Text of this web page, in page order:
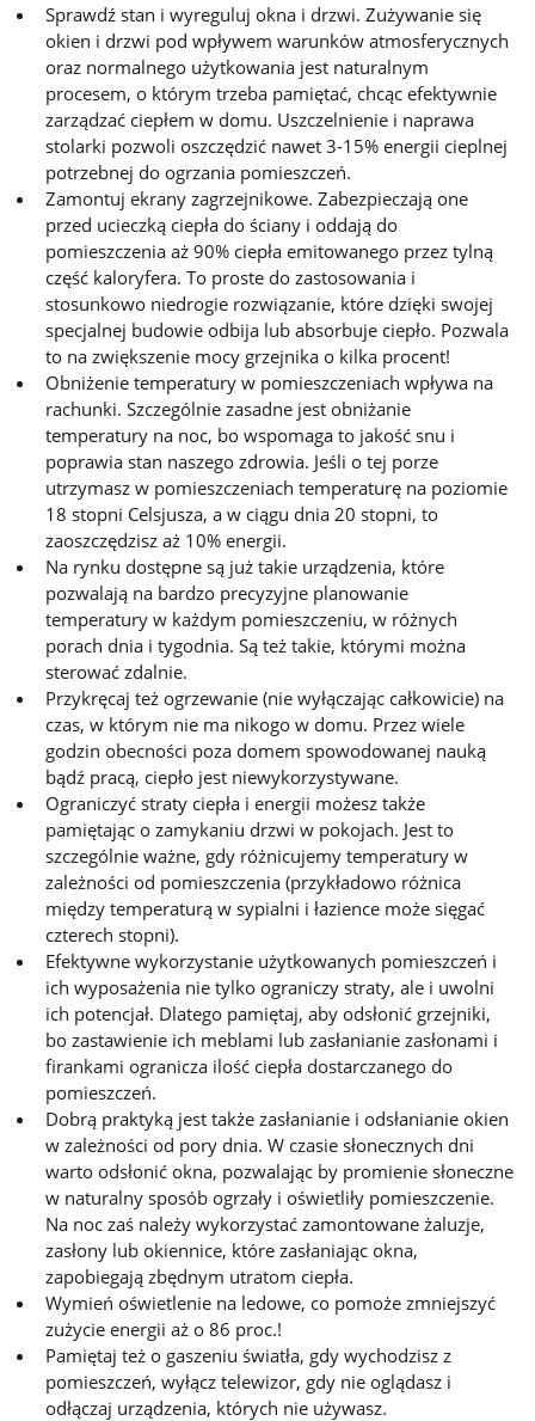
Sprawdź stan i wyreguluj okna i drzwi. Zużywanie się
okien i drzwi pod wpływem warunków atmosferycznych
oraz normalnego użytkowania jest naturalnym
procesem, o którym trzeba pamiętać, chcąc efektywnie
zarządzać ciepłem w domu. Uszczelnienie i naprawa
stolarki pozwoli oszczędzić nawet 3-15% energii cieplnej
potrzebnej do ogrzania pomieszczeń.
Zamontuj ekrany zagrzejnikowe. Zabezpieczają one
przed ucieczką ciepła do ściany i oddają do
pomieszczenia aż 90% ciepła emitowanego przez tylną
część kaloryfera. To proste do zastosowania i
stosunkowo niedrogie rozwiązanie, które dzięki swojej
specjalnej budowie odbija lub absorbuje ciepło. Pozwala
to na zwiększenie mocy grzejnika o kilka procent!
Obniżenie temperatury w pomieszczeniach wpływa na
rachunki. Szczególnie zasadne jest obniżanie
temperatury na noc, bo wspomaga to jakość snu i
poprawia stan naszego zdrowia. Jeśli o tej porze
utrzymasz w pomieszczeniach temperaturę na poziomie
18 stopni Celsjusza, a w ciągu dnia 20 stopni, to
zaoszczędzisz aż 10% energii.
Na rynku dostępne są już takie urządzenia, które
pozwalają na bardzo precyzyjne planowanie
temperatury w każdym pomieszczeniu, w różnych
porach dnia i tygodnia. Są też takie, którymi można
sterować zdalnie.
Przykręcaj też ogrzewanie (nie wyłączając całkowicie) na
czas, w którym nie ma nikogo w domu. Przez wiele
godzin obecności poza domem spowodowanej nauką
bądź pracą, ciepło jest niewykorzystywane.
Ograniczyć straty ciepła i energii możesz także
pamiętając o zamykaniu drzwi w pokojach. Jest to
szczególnie ważne, gdy różnicujemy temperatury w
zależności od pomieszczenia (przykładowo różnica
między temperaturą w sypialni i łazience może sięgać
czterech stopni).
Efektywne wykorzystanie użytkowanych pomieszczeń i
ich wyposażenia nie tylko ograniczy straty, ale i uwolni
ich potencjał. Dlatego pamiętaj, aby odsłonić grzejniki,
bo zastawienie ich meblami lub zasłanianie zasłonami i
firankami ogranicza ilość ciepła dostarczanego do
pomieszczeń.
Dobrą praktyką jest także zasłanianie i odsłanianie okien
w zależności od pory dnia. W czasie słonecznych dni
warto odsłonić okna, pozwalając by promienie słoneczne
w naturalny sposób ogrzały i oświetliły pomieszczenie.
Na noc zaś należy wykorzystać zamontowane żaluzje,
zasłony lub okiennice, które zasłaniając okna,
zapobiegają zbędnym utratom ciepła.
Wymień oświetlenie na ledowe, co pomoże zmniejszyć
zużycie energii aż o 86 proc.!
Pamiętaj też o gaszeniu światła, gdy wychodzisz z
pomieszczeń, wyłącz telewizor, gdy nie oglądasz i
odłączaj urządzenia, których nie używasz.